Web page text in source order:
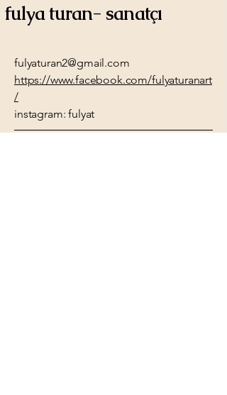
fulya turan- sanatçı
fulyaturan2@gmail.com
https://www.facebook.com/fulyaturanart
/
instagram: fulyat